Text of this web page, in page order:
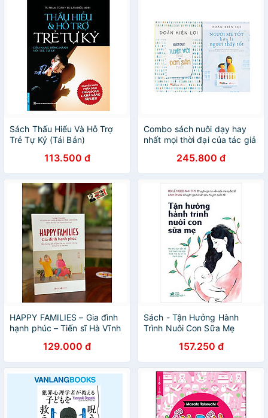
Sách Thấu Hiểu Và Hỗ Trợ
Trẻ Tự Kỷ (Tái Bản)
113.500 đ
Combo sách nuôi dạy hay
nhất mọi thời đại của tác giả
245.800 đ
HAPPY FAMILIES – Gia đình
hạnh phúc – Tiến sĩ Hà Vĩnh
129.000 đ
Sách - Tận Hưởng Hành
Trình Nuôi Con Sữa Mẹ
157.250 đ